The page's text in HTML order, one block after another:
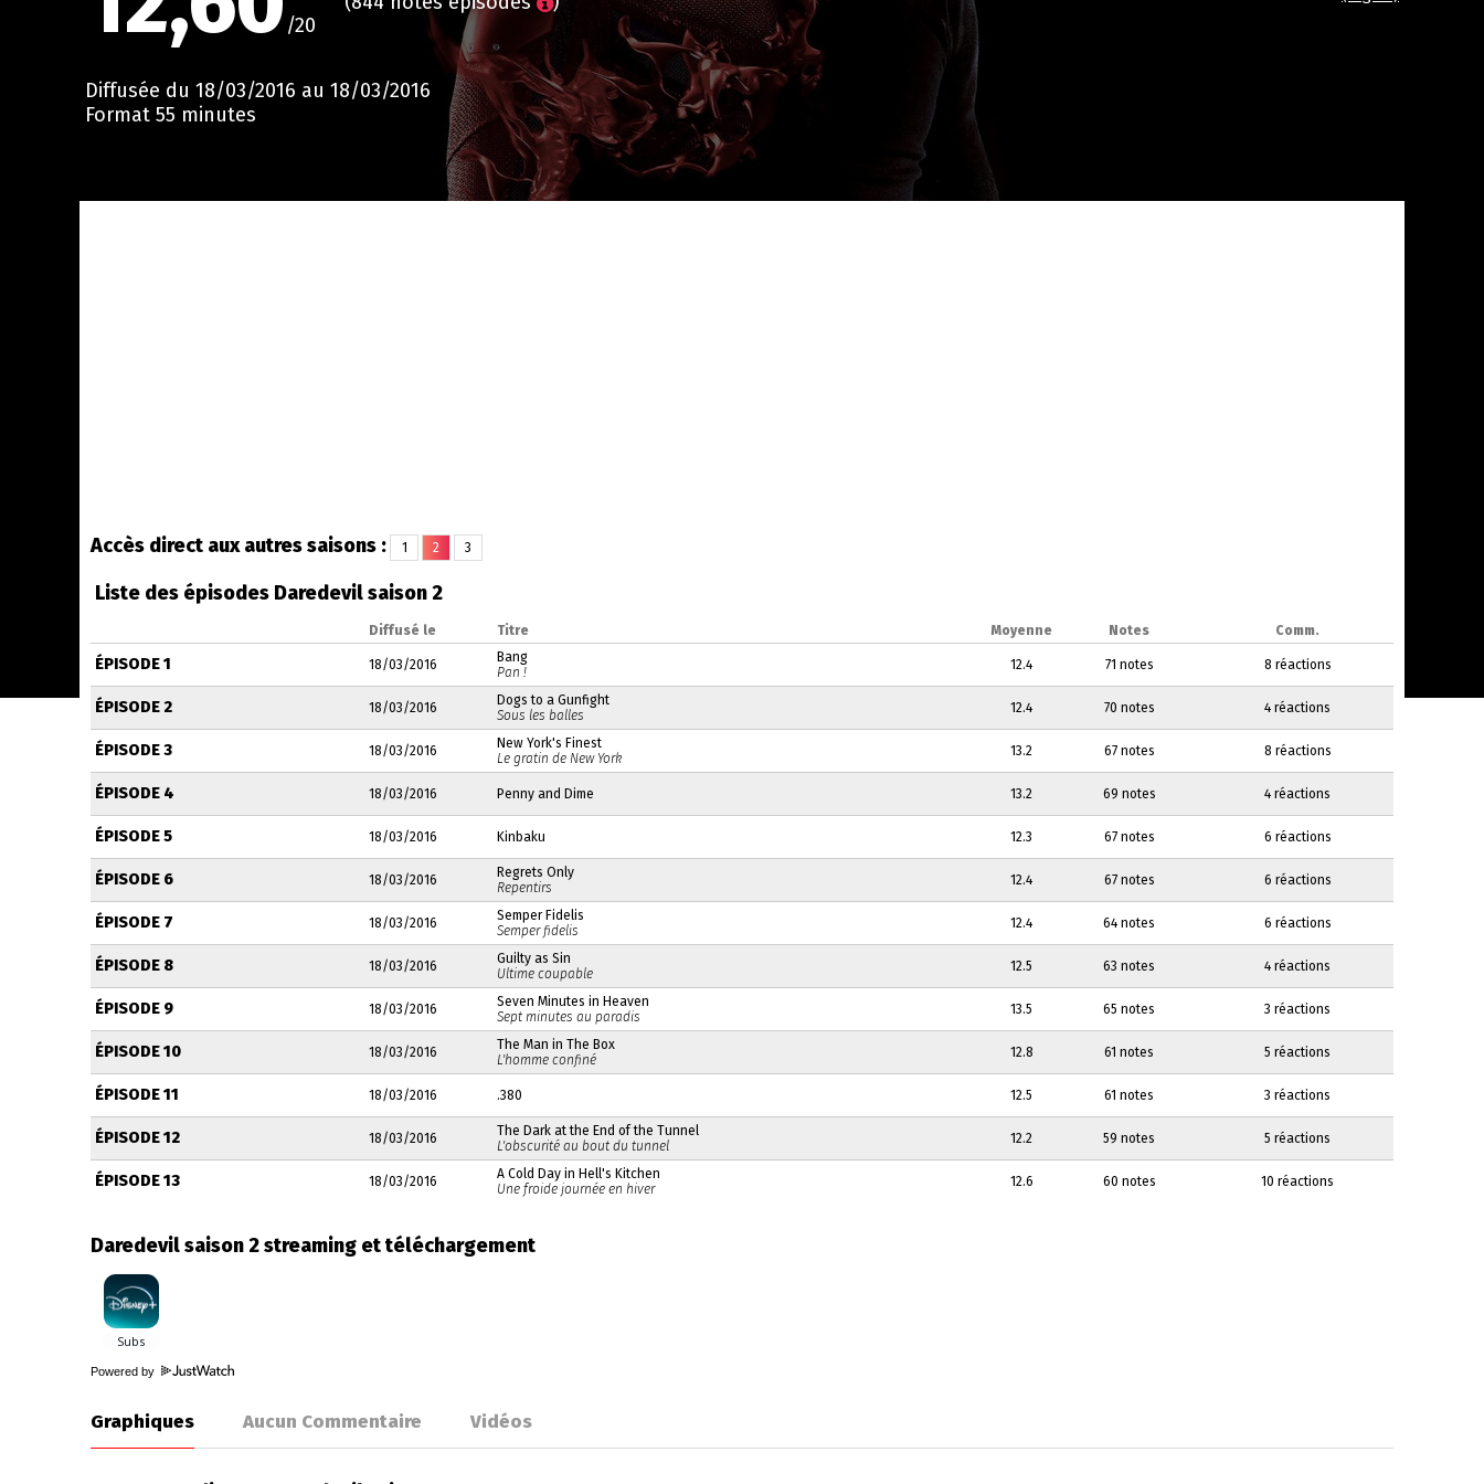
/20
Diffusée du 18/03/2016 au 18/03/2016
Format 55 minutes
Accès direct aux autres saisons : 1 2 3
Liste des épisodes Daredevil saison 2
Diffusé le Titre Moyenne Notes Comm.
ÉPISODE 1 18/03/2016
Bang
Pan !
12.4 71 notes 8 réactions
ÉPISODE 2 18/03/2016
Dogs to a Gunfight
Sous les balles
12.4 70 notes 4 réactions
ÉPISODE 3 18/03/2016
New York's Finest
Le gratin de New York
13.2 67 notes 8 réactions
ÉPISODE 4 18/03/2016 Penny and Dime 13.2 69 notes 4 réactions
ÉPISODE 5 18/03/2016 Kinbaku 12.3 67 notes 6 réactions
ÉPISODE 6 18/03/2016
Regrets Only
Repentirs
12.4 67 notes 6 réactions
ÉPISODE 7 18/03/2016
Semper Fidelis
Semper fidelis
12.4 64 notes 6 réactions
ÉPISODE 8 18/03/2016
Guilty as Sin
Ultime coupable
12.5 63 notes 4 réactions
ÉPISODE 9 18/03/2016
Seven Minutes in Heaven
Sept minutes au paradis
13.5 65 notes 3 réactions
ÉPISODE 10 18/03/2016
The Man in The Box
L'homme confiné
12.8 61 notes 5 réactions
ÉPISODE 11 18/03/2016 .380 12.5 61 notes 3 réactions
ÉPISODE 12 18/03/2016
The Dark at the End of the Tunnel
L'obscurité au bout du tunnel
12.2 59 notes 5 réactions
ÉPISODE 13 18/03/2016
A Cold Day in Hell's Kitchen
Une froide journée en hiver
12.6 60 notes 10 réactions
Daredevil saison 2 streaming et téléchargement
Powered by
Graphiques Aucun Commentaire Vidéos